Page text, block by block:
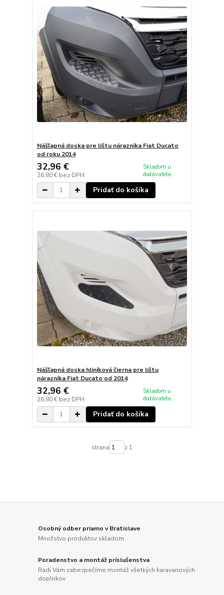
Nášľapná doska pre lištu nárazníka Fiat Ducato
od roku 2014
32,96 €
26,80 € bez DPH
Skladom u
dodávateľa
Pridať do košíka
Nášľapná doska hliníková čierna pre lištu
nárazníka Fiat Ducato od 2014
32,96 €
26,80 € bez DPH
Skladom u
dodávateľa
Pridať do košíka
strana z 1
Osobný odber priamo v Bratislave
Množstvo produktov skladom
Poradenstvo a montáž príslušenstva
Radi Vám zabezpečíme montáž všetkých karavanových
doplnkov